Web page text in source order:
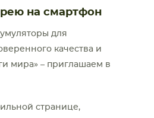
на смартфон
для
качества и
мира» – приглашаем в
странице,